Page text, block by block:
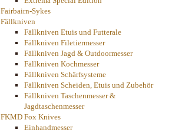
Fairbairn-Sykes
Fällkniven
Fällkniven Etuis und Futterale
Fällkniven Filetiermesser
Fällkniven Jagd & Outdoormesser
Fällkniven Kochmesser
Fällkniven Schärfsysteme
Fällkniven Scheiden, Etuis und Zubehör
Fällkniven Taschenmesser &
Jagdtaschenmesser
FKMD Fox Knives
Einhandmesser